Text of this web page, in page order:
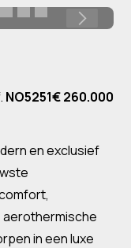
NO5251€ 260.000
en exclusief
in een luxe